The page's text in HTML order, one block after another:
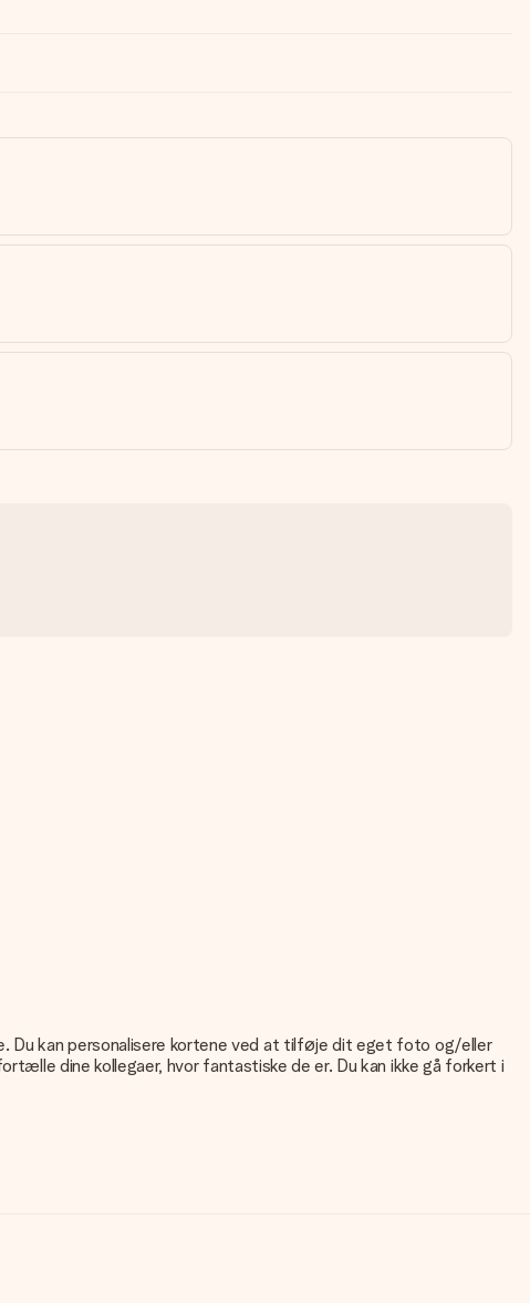
Du kan personalisere kortene ved at tilføje dit eget foto og/eller
dine kollegaer, hvor fantastiske de er. Du kan ikke gå forkert i